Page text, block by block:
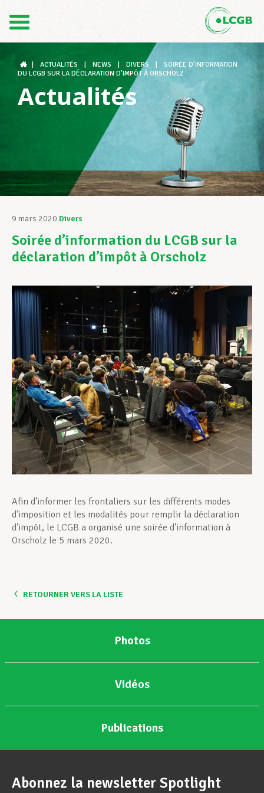
DE
Le LCGB
Structures syndicales
Assistance au Travail
Vos droits
Assistance en vie privée
Développement professionnel
Devenir Membre
Actualités
ACTUALITÉS NEWS DIVERS
SOIRÉE D’INFORMATION
DU LCGB SUR LA DÉCLARATION D’IMPÔT À ORSCHOLZ
Actualités
9 mars 2020 Divers
Soirée d’information du LCGB sur la
déclaration d’impôt à Orscholz
Afin d’informer les frontaliers sur les différents modes
d’imposition et les modalités pour remplir la déclaration
d’impôt, le LCGB a organisé une soirée d’information à
Orscholz le 5 mars 2020.
RETOURNER VERS LA LISTE
Photos
Vidéos
Publications
Abonnez la newsletter Spotlight